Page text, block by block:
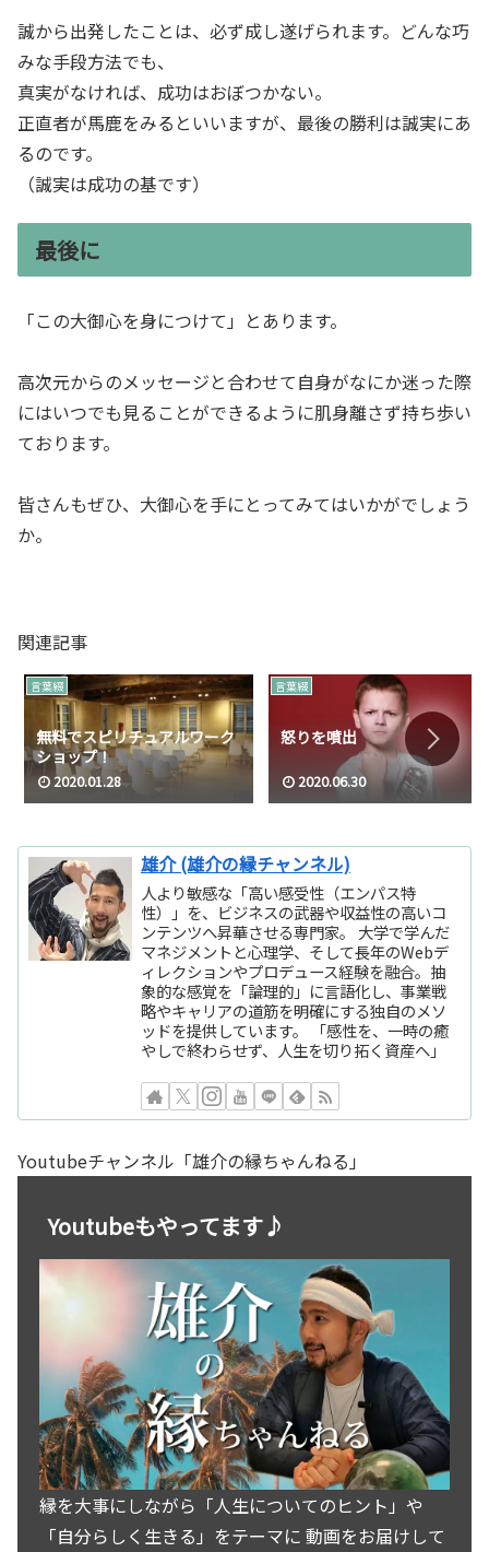
誠から出発したことは、必ず成し遂げられます。どんな巧
みな手段方法でも、
真実がなければ、成功はおぼつかない。
正直者が馬鹿をみるといいますが、最後の勝利は誠実にあ
るのです。
（誠実は成功の基です）
最後に
「この大御心を身につけて」とあります。
高次元からのメッセージと合わせて自身がなにか迷った際
にはいつでも見ることができるように肌身離さず持ち歩い
ております。
皆さんもぜひ、大御心を手にとってみてはいかがでしょう
か。
関連記事
言葉綴
無料でスピリチュアルワーク
ショップ！
2020.01.28
言葉綴
怒りを噴出
2020.06.30
雄介 (雄介の縁チャンネル)
人より敏感な「高い感受性（エンパス特
性）」を、ビジネスの武器や収益性の高いコ
ンテンツへ昇華させる専門家。 大学で学んだ
マネジメントと心理学、そして長年のWebデ
ィレクションやプロデュース経験を融合。抽
象的な感覚を「論理的」に言語化し、事業戦
略やキャリアの道筋を明確にする独自のメソ
ッドを提供しています。 「感性を、一時の癒
やしで終わらせず、人生を切り拓く資産へ」
Youtubeチャンネル「雄介の縁ちゃんねる」
Youtubeもやってます♪
縁を大事にしながら「人生についてのヒント」や
「自分らしく生きる」をテーマに 動画をお届けして